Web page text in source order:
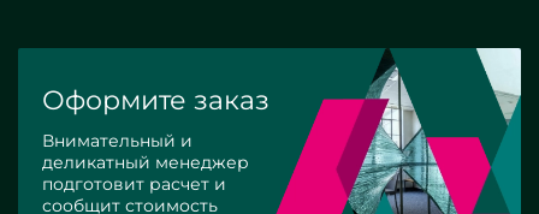
Оформите заказ
Внимательный и
деликатный менеджер
подготовит расчет и
сообщит стоимость